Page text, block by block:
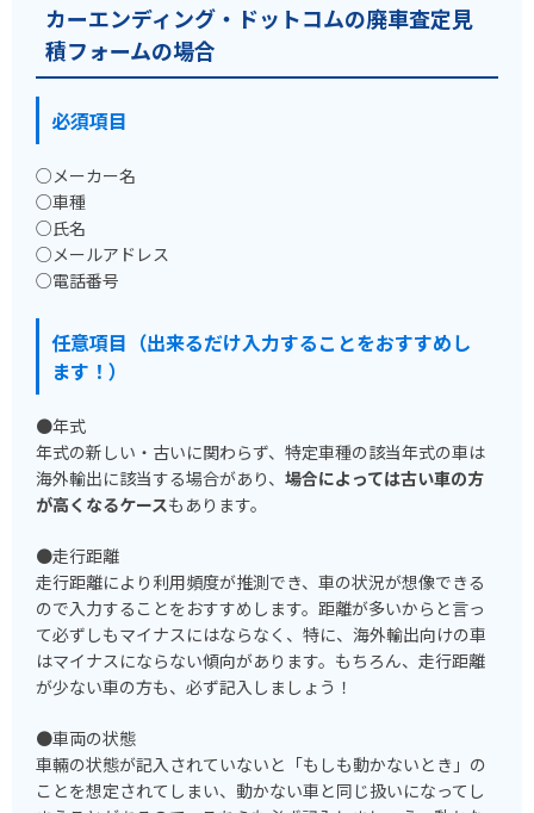
カーエンディング・ドットコムの廃車査定見
積フォームの場合
必須項目
○メーカー名
○車種
○氏名
○メールアドレス
○電話番号
任意項目（出来るだけ入力することをおすすめし
ます！）
●年式
年式の新しい・古いに関わらず、特定車種の該当年式の車は
海外輸出に該当する場合があり、 場合によっては古い車の方
が高くなるケースもあります。
●走行距離
走行距離により利用頻度が推測でき、車の状況が想像できる
ので入力することをおすすめします。距離が多いからと言っ
て必ずしもマイナスにはならなく、特に、海外輸出向けの車
はマイナスにならない傾向があります。もちろん、走行距離
が少ない車の方も、必ず記入しましょう！
●車両の状態
車輛の状態が記入されていないと「もしも動かないとき」の
ことを想定されてしまい、動かない車と同じ扱いになってし